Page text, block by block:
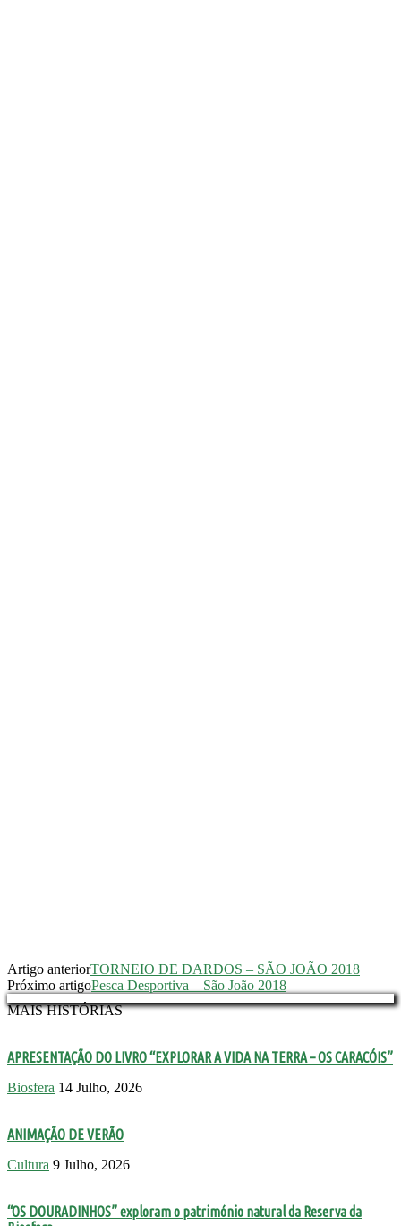
Artigo anteriorTORNEIO DE DARDOS – SÃO JOÃO 2018
Próximo artigoPesca Desportiva – São João 2018
MAIS HISTÓRIAS
APRESENTAÇÃO DO LIVRO “EXPLORAR A VIDA NA TERRA – OS CARACÓIS”
Biosfera 14 Julho, 2026
ANIMAÇÃO DE VERÃO
Cultura 9 Julho, 2026
“OS DOURADINHOS” exploram o património natural da Reserva da